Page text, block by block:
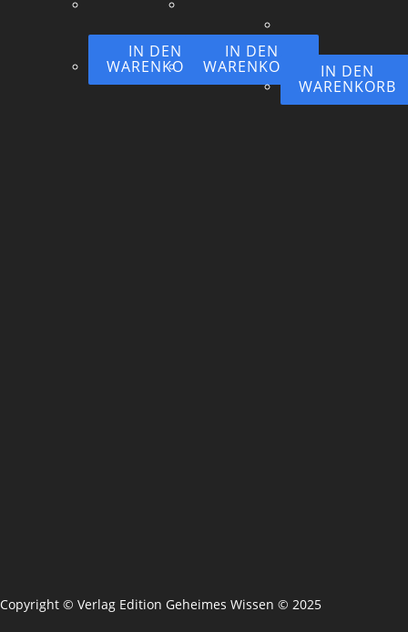
IN DEN
WARENKORB
IN DEN
WARENKORB IN DEN
WARENKORB
Copyright © Verlag Edition Geheimes Wissen © 2025